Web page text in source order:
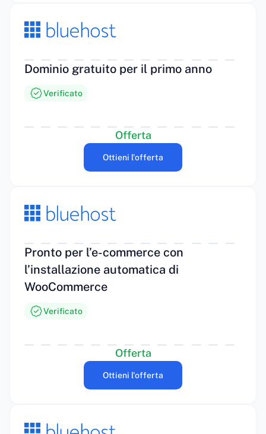
Dominio gratuito per il primo anno
Verificato
Offerta
Ottieni l'offerta
Pronto per l’e-commerce con
l’installazione automatica di
WooCommerce
Verificato
Offerta
Ottieni l'offerta